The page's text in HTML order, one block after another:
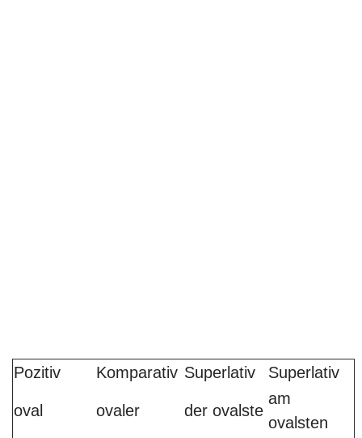
Pozitiv Komparativ Superlativ Superlativ
oval ovaler der ovalste
am
ovalsten